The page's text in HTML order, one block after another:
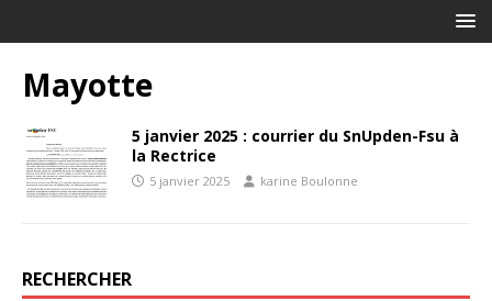
Mayotte
5 janvier 2025 : courrier du SnUpden-Fsu à
la Rectrice
5 janvier 2025 karine Boulonne
RECHERCHER